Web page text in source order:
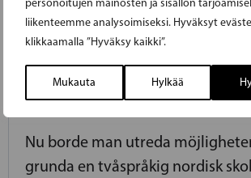
liikenteemme analysoimiseksi. Hyväksyt
klikkaamalla ”Hyväksy kaikki”.
Mukauta Hylkää
20.01.2014
RANTALA: EN NORDISK
HELSINGFORS
Nu borde man utreda
grunda en tvåspråkig nordisk